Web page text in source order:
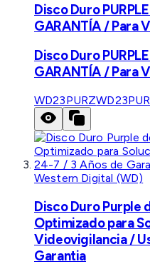
Disco Duro
GARANTÍA / Para
Disco Duro
GARANTÍA / Para
WD23PURZ
Western Digital (WD)
Disco Duro Purple
Optimizado para
Videovigilancia /
Garantia